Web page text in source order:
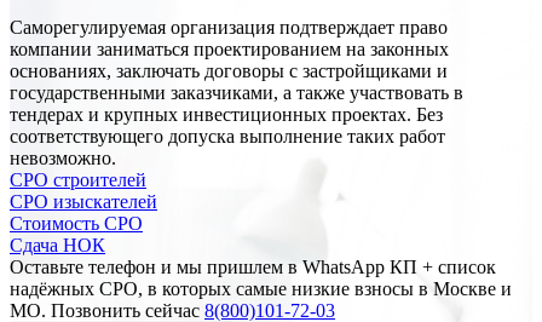
Саморегулируемая организация подтверждает право
компании заниматься проектированием на законных
основаниях, заключать договоры с застройщиками и
государственными заказчиками, а также участвовать в
тендерах и крупных инвестиционных проектах. Без
соответствующего допуска выполнение таких работ
невозможно.
СРО строителей
СРО изыскателей
Стоимость СРО
Сдача НОК
Оставьте телефон и мы пришлем в WhatsApp КП + список
надёжных СРО, в которых самые низкие взносы в Москве и
МО. Позвонить сейчас 8(800)101-72-03